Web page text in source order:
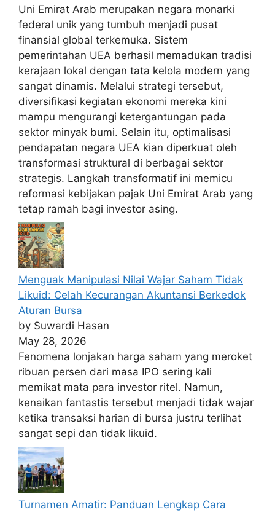
Uni Emirat Arab merupakan negara monarki
federal unik yang tumbuh menjadi pusat
finansial global terkemuka. Sistem
pemerintahan UEA berhasil memadukan tradisi
kerajaan lokal dengan tata kelola modern yang
sangat dinamis. Melalui strategi tersebut,
diversifikasi kegiatan ekonomi mereka kini
mampu mengurangi ketergantungan pada
sektor minyak bumi. Selain itu, optimalisasi
pendapatan negara UEA kian diperkuat oleh
transformasi struktural di berbagai sektor
strategis. Langkah transformatif ini memicu
reformasi kebijakan pajak Uni Emirat Arab yang
tetap ramah bagi investor asing.
Menguak Manipulasi Nilai Wajar Saham Tidak
Likuid: Celah Kecurangan Akuntansi Berkedok
Aturan Bursa
by Suwardi Hasan
May 28, 2026
Fenomena lonjakan harga saham yang meroket
ribuan persen dari masa IPO sering kali
memikat mata para investor ritel. Namun,
kenaikan fantastis tersebut menjadi tidak wajar
ketika transaksi harian di bursa justru terlihat
sangat sepi dan tidak likuid.
Turnamen Amatir: Panduan Lengkap Cara